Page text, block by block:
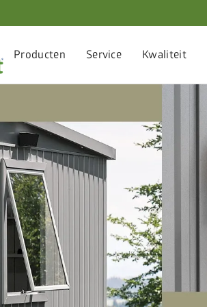
Producten Service Kwaliteit